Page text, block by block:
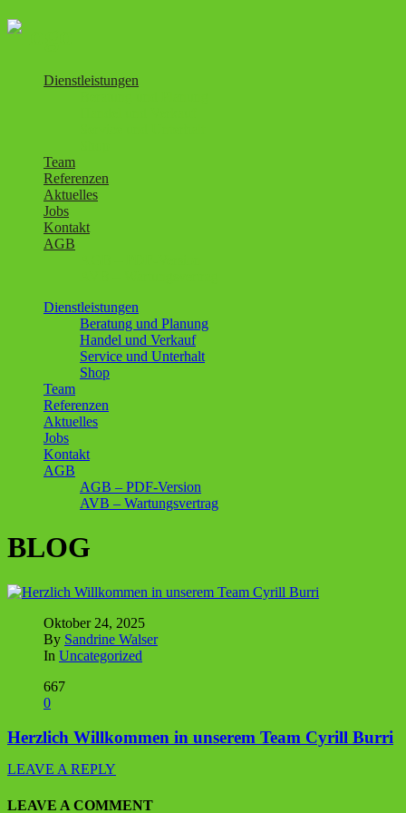
Dienstleistungen
Team
Referenzen
Aktuelles
Jobs
Kontakt
AGB
Dienstleistungen
Beratung und Planung
Handel und Verkauf
Service und Unterhalt
Shop
Team
Referenzen
Aktuelles
Jobs
Kontakt
AGB
AGB – PDF-Version
AVB – Wartungsvertrag
BLOG
Oktober 24, 2025
By Sandrine Walser
In Uncategorized
667
0
Herzlich Willkommen in unserem Team Cyrill Burri
LEAVE A REPLY
LEAVE A COMMENT